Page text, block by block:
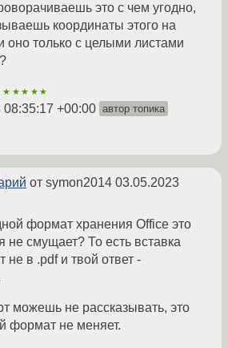
это с чем угодно,
координаты этого на
оно только с целыми листами
★★★★★
08:35:17 +00:00 автор топика
от symon2014 03.05.2023
формат хранения Office это
не смущает? То есть вставка
не в .pdf и твой ответ -
можешь не рассказывать, это
формат не меняет.